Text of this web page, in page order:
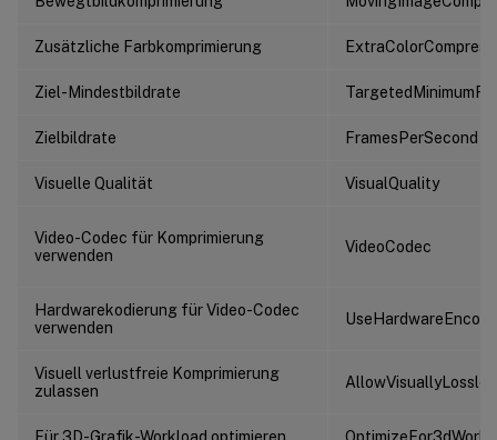
Zusätzliche Farbkomprimierung
Ziel-Mindestbildrate
Zielbildrate FramesPerSecond
Visuelle Qualität VisualQuality
Video-Codec für Komprimierung
verwenden
VideoCodec
Hardwarekodierung für Video-Codec
verwenden
Visuell verlustfreie Komprimierung
zulassen
Für 3D-Grafik-Workload optimieren